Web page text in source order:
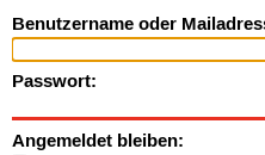
Benutzername oder
Passwort:
Angemeldet bleiben: